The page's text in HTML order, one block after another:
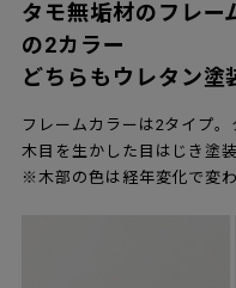
タモ無垢材のフレー
の2カラー
どちらもウレタン塗
フレームカラーは2タイプ。
木目を生かした目はじき塗
※木部の色は経年変化で変わ